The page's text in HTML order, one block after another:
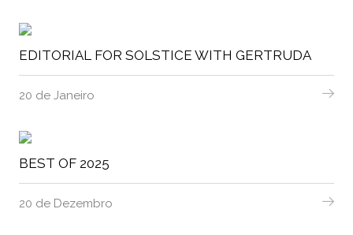
EDITORIAL FOR SOLSTICE WITH GERTRUDA
20 de Janeiro
BEST OF 2025
20 de Dezembro